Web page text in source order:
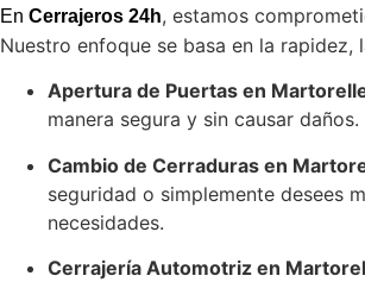
En Cerrajeros 24h, estamos
Nuestro enfoque se basa en la
Apertura de Puertas en
manera segura y sin causar
Cambio de Cerraduras en
seguridad o simplemente desees
necesidades.
Cerrajería Automotriz en